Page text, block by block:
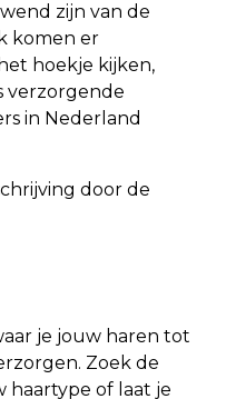
zijn van de
komen er
hoekje kijken,
verzorgende
in Nederland
door de
je jouw haren tot
Zoek de
haartype of laat je